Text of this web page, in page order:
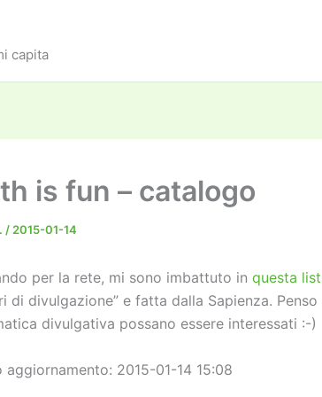
capita
is fun – catalogo
/ 2015-01-14
per la rete, mi sono imbattuto in questa
di divulgazione” e fatta dalla Sapienza.
divulgativa possano essere interessati :-)
aggiornamento: 2015-01-14 15:08